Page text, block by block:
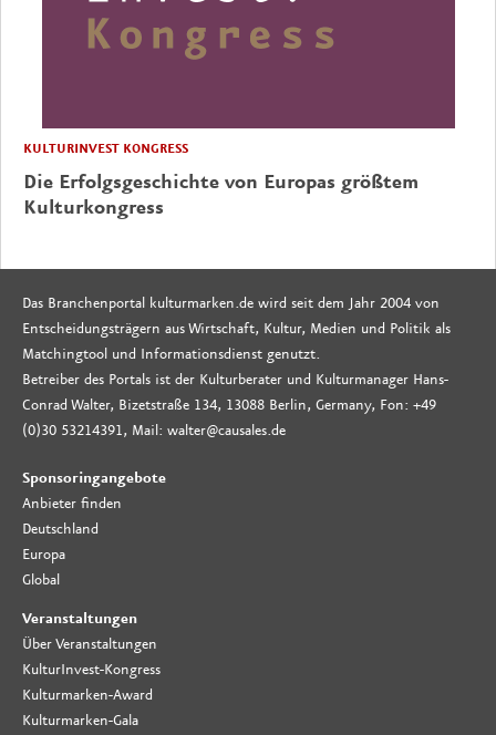
KULTURINVEST KONGRESS
Die Erfolgsgeschichte von Europas größtem
Kulturkongress
Das Branchenportal kulturmarken.de wird seit dem Jahr 2004 von
Entscheidungsträgern aus Wirtschaft, Kultur, Medien und Politik als
Matchingtool und Informationsdienst genutzt.
Betreiber des Portals ist der Kulturberater und Kulturmanager Hans-
Conrad Walter, Bizetstraße 134, 13088 Berlin, Germany, Fon: +49
(0)30 53214391, Mail: walter@causales.de
Sponsoringangebote
Anbieter finden
Deutschland
Europa
Global
Veranstaltungen
Über Veranstaltungen
KulturInvest-Kongress
Kulturmarken-Award
Kulturmarken-Gala